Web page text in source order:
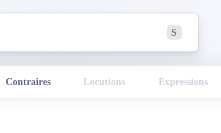
S
Contraires Locutions Expressions